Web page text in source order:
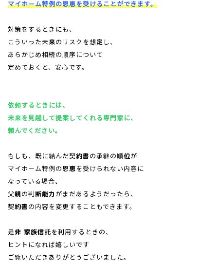
マイホーム特例の恩恵を受けることができます。
対策をするときにも、
こういった未来のリスクを想定し、
あらかじめ相続の順序について
定めておくと、安心です。
依頼するときには、
未来を見越して提案してくれる専門家に、
頼んでください。
もしも、既に結んだ契約書の承継の順位が
マイホーム特例の恩恵を受けられない内容に
なっている場合、
父親の判断能力がまだあるようだったら、
契約書の内容を変更することもできます。
是非 家族信託を利用するときの、
ヒントになれば嬉しいです
ご覧いただきありがとうございました。